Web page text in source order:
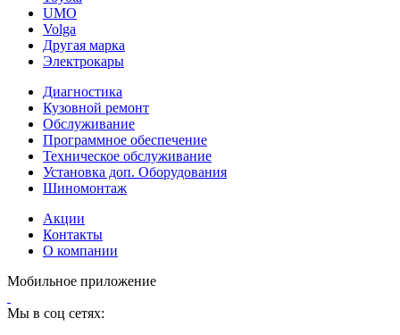
UMO
Volga
Другая марка
Электрокары
Диагностика
Кузовной ремонт
Обслуживание
Программное обеспечение
Техническое обслуживание
Установка доп. Оборудования
Шиномонтаж
Акции
Контакты
О компании
Мобильное приложение
Мы в соц сетях: